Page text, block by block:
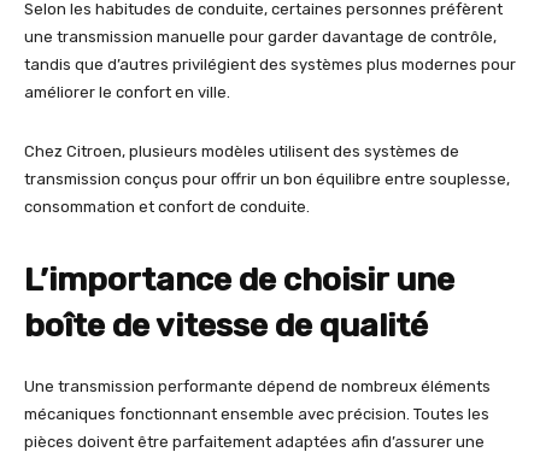
Selon les habitudes de conduite, certaines personnes préfèrent
une transmission manuelle pour garder davantage de contrôle,
tandis que d’autres privilégient des systèmes plus modernes pour
améliorer le confort en ville.
Chez Citroen, plusieurs modèles utilisent des systèmes de
transmission conçus pour offrir un bon équilibre entre souplesse,
consommation et confort de conduite.
L’importance de choisir une
boîte de vitesse de qualité
Une transmission performante dépend de nombreux éléments
mécaniques fonctionnant ensemble avec précision. Toutes les
pièces doivent être parfaitement adaptées afin d’assurer une